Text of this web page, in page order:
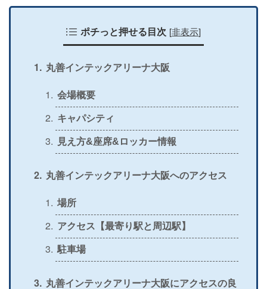
＞公式 〇 〇 × 〇
公式 〇 × ×
＞公式 〇 〇 〇
〇
＞公式 〇 × ×
×
＞公式 △ 〇 〇
×
＞公式 〇 × 〇
＞公式
＞公式 〇 〇
＞公式
＞ 公式 × 〇 × 〇
ポチっと押せる目次 [非表示]
丸善インテックアリーナ大阪
会場概要
キャパシティ
見え方&座席&ロッカー情報
丸善インテックアリーナ大阪へのアクセス
場所
アクセス【最寄り駅と周辺駅】
駐車場
丸善インテックアリーナ大阪にアクセスの良